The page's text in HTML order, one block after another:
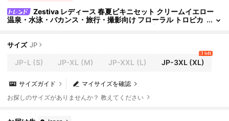
Zestiva レディース 春夏ビキニセット クリームイエロー
温泉・水泳・バカンス・旅行・撮影向け フローラル トロピカ
サイズ JP
JP-L (S) JP-XL (M) JP-XXL (L) JP-3XL(XL)
3 left
マイサイズを確認
サイズガイド
お探しのサイズがありませんか？ 教えてください